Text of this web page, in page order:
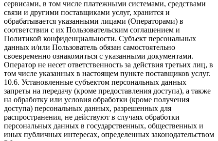
сервисами, в том числе платежными системами, средствами
связи и другими поставщиками услуг, хранится и
обрабатывается указанными лицами (Операторами) в
соответствии с их Пользовательским соглашением и
Политикой конфиденциальности. Субъект персональных
данных и/или Пользователь обязан самостоятельно
своевременно ознакомиться с указанными документами.
Оператор не несет ответственность за действия третьих лиц, в
том числе указанных в настоящем пункте поставщиков услуг.
10.6. Установленные субъектом персональных данных
запреты на передачу (кроме предоставления доступа), а также
на обработку или условия обработки (кроме получения
доступа) персональных данных, разрешенных для
распространения, не действуют в случаях обработки
персональных данных в государственных, общественных и
иных публичных интересах, определенных законодательством